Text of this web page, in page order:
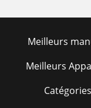
Meilleurs
Meilleurs
Catégories